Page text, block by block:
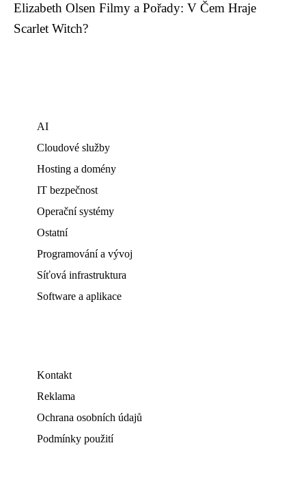
Elizabeth Olsen Filmy a Pořady: V Čem Hraje
Scarlet Witch?
AI
Cloudové služby
Hosting a domény
IT bezpečnost
Operační systémy
Ostatní
Programování a vývoj
Síťová infrastruktura
Software a aplikace
Kontakt
Reklama
Ochrana osobních údajů
Podmínky použití